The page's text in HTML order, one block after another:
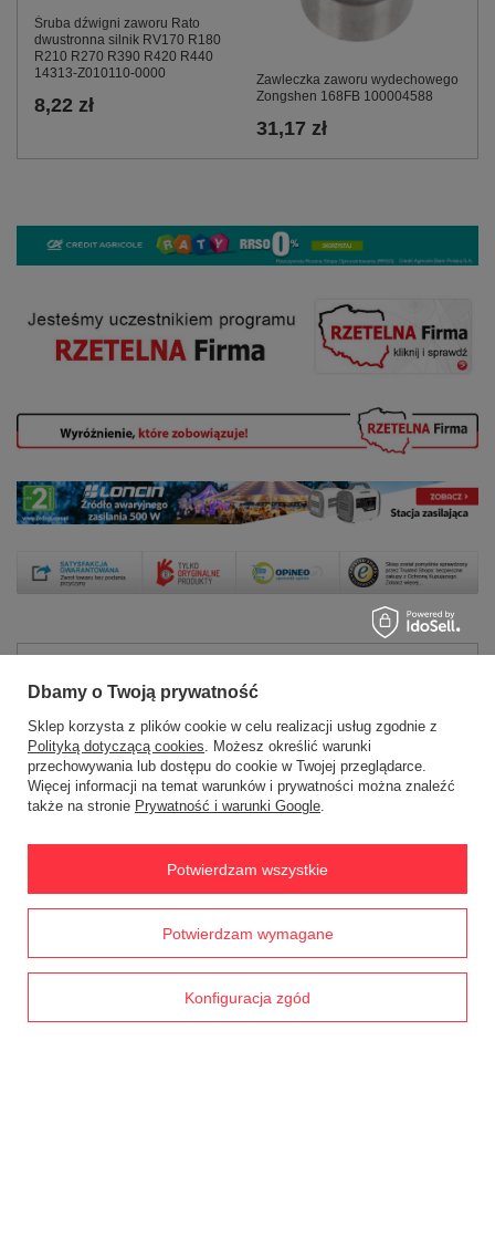
Śruba dźwigni zaworu Rato
dwustronna silnik RV170 R180
R210 R270 R390 R420 R440
14313-Z010110-0000
8,22 zł
Zawleczka zaworu wydechowego
Zongshen 168FB 100004588
31,17 zł
Zamówienia
Status zamówienia
Śledzenie przesyłki
Chcę zareklamować produkt
Chcę wymienić towar
Kontakt
Dbamy o Twoją prywatność
Sklep korzysta z plików cookie w celu realizacji usług zgodnie z
Polityką dotyczącą cookies. Możesz określić warunki
przechowywania lub dostępu do cookie w Twojej przeglądarce.
Więcej informacji na temat warunków i prywatności można znaleźć
także na stronie Prywatność i warunki Google.
Potwierdzam wymagane
Konfiguracja zgód
Potwierdzam wszystkie